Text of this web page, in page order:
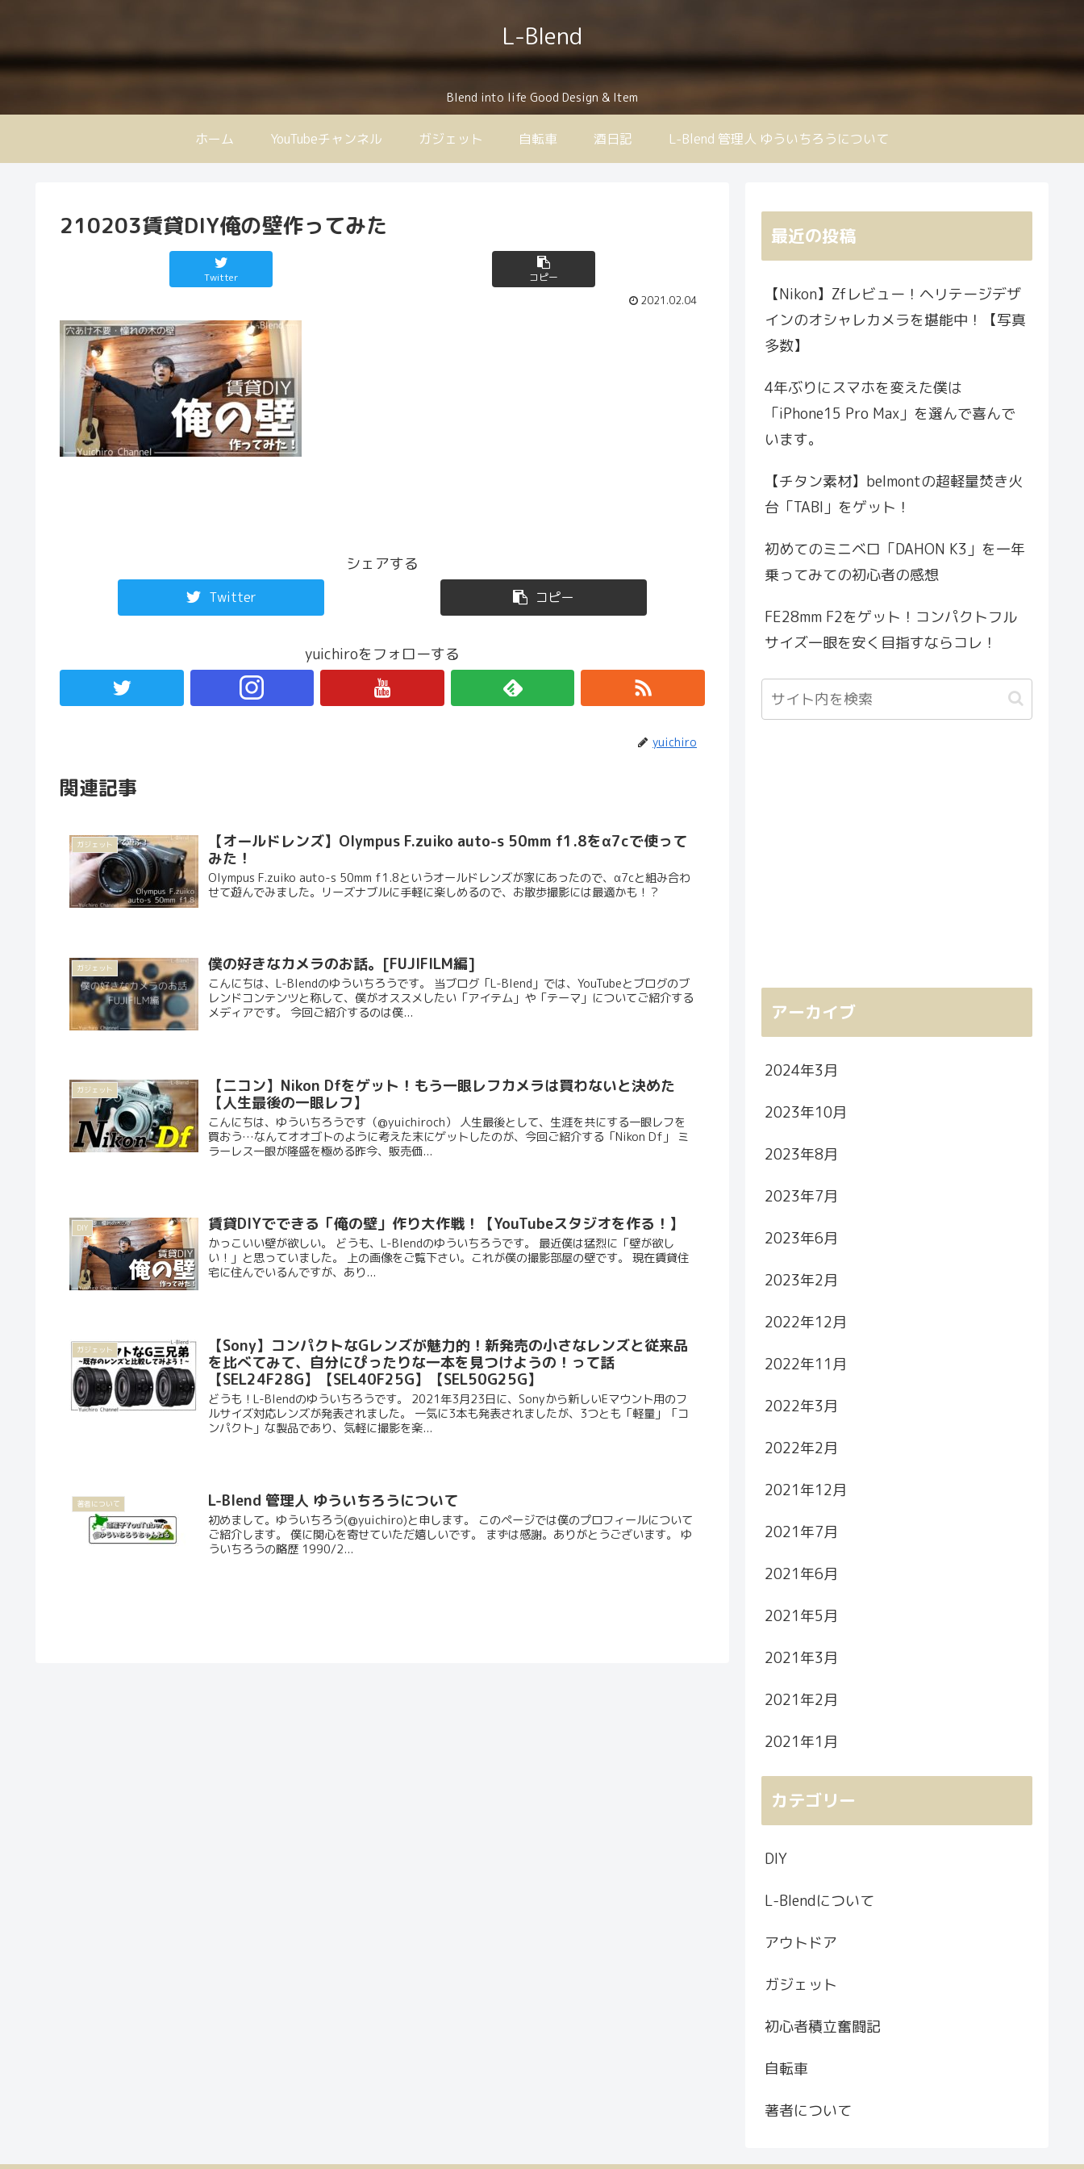
L-Blend
Blend into life Good Design & Item
ホーム YouTubeチャンネル ガジェット 自転車 酒日記 L-Blend 管理人 ゆういちろうについて
210203賃貸DIY俺の壁作ってみた
Twitter コピー
2021.02.04
シェアする
Twitter コピー
yuichiroをフォローする
yuichiro
関連記事
ガジェット
【オールドレンズ】Olympus F.zuiko auto-s 50mm f1.8をα7cで使って
みた！
Olympus F.zuiko auto-s 50mm f1.8というオールドレンズが家にあったので、α7cと組み合わ
せて遊んでみました。リーズナブルに手軽に楽しめるので、お散歩撮影には最適かも！？
ガジェット 僕の好きなカメラのお話。[FUJIFILM編]
こんにちは、L-Blendのゆういちろうです。 当ブログ「L-Blend」では、YouTubeとブログのブ
レンドコンテンツと称して、僕がオススメしたい「アイテム」や「テーマ」についてご紹介する
メディアです。 今回ご紹介するのは僕...
ガジェット
【ニコン】Nikon Dfをゲット！もう一眼レフカメラは買わないと決めた
【人生最後の一眼レフ】
こんにちは、ゆういちろうです（@yuichiroch） 人生最後として、生涯を共にする一眼レフを
買おう…なんてオオゴトのように考えた末にゲットしたのが、今回ご紹介する「Nikon Df」 ミ
ラーレス一眼が隆盛を極める昨今、販売価...
DIY 賃貸DIYでできる「俺の壁」作り大作戦！【YouTubeスタジオを作る！】
かっこいい壁が欲しい。 どうも、L-Blendのゆういちろうです。 最近僕は猛烈に「壁が欲し
い！」と思っていました。 上の画像をご覧下さい。これが僕の撮影部屋の壁です。 現在賃貸住
宅に住んでいるんですが、あり...
ガジェット
【Sony】コンパクトなGレンズが魅力的！新発売の小さなレンズと従来品
を比べてみて、自分にぴったりな一本を見つけようの！って話
【SEL24F28G】【SEL40F25G】【SEL50G25G】
どうも！L-Blendのゆういちろうです。 2021年3月23日に、Sonyから新しいEマウント用のフ
ルサイズ対応レンズが発表されました。 一気に3本も発表されましたが、3つとも「軽量」「コ
ンパクト」な製品であり、気軽に撮影を楽...
著者について L-Blend 管理人 ゆういちろうについて
初めまして。ゆういちろう(@yuichiro)と申します。 このページでは僕のプロフィールについて
ご紹介します。 僕に関心を寄せていただ嬉しいです。 まずは感謝。ありがとうございます。 ゆ
ういちろうの略歴 1990/2...
最近の投稿
【Nikon】Zfレビュー！ヘリテージデザ
インのオシャレカメラを堪能中！【写真
多数】
4年ぶりにスマホを変えた僕は
「iPhone15 Pro Max」を選んで喜んで
います。
【チタン素材】belmontの超軽量焚き火
台「TABI」をゲット！
初めてのミニベロ「DAHON K3」を一年
乗ってみての初心者の感想
FE28mm F2をゲット！コンパクトフル
サイズ一眼を安く目指すならコレ！
アーカイブ
2024年3月
2023年10月
2023年8月
2023年7月
2023年6月
2023年2月
2022年12月
2022年11月
2022年3月
2022年2月
2021年12月
2021年7月
2021年6月
2021年5月
2021年3月
2021年2月
2021年1月
カテゴリー
DIY
L-Blendについて
アウトドア
ガジェット
初心者積立奮闘記
自転車
著者について